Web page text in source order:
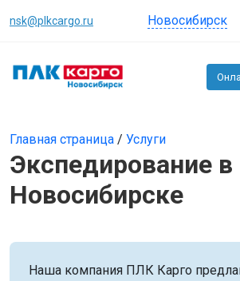
nsk@plkcargo.ru Новосибирск
Главная страница / Услуги
Экспедирование в
Новосибирске
Наша компания ПЛК Карго